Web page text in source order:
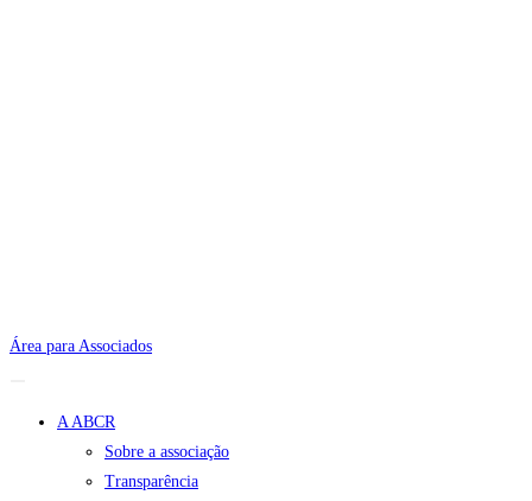
Área para Associados
A ABCR
Sobre a associação
Transparência